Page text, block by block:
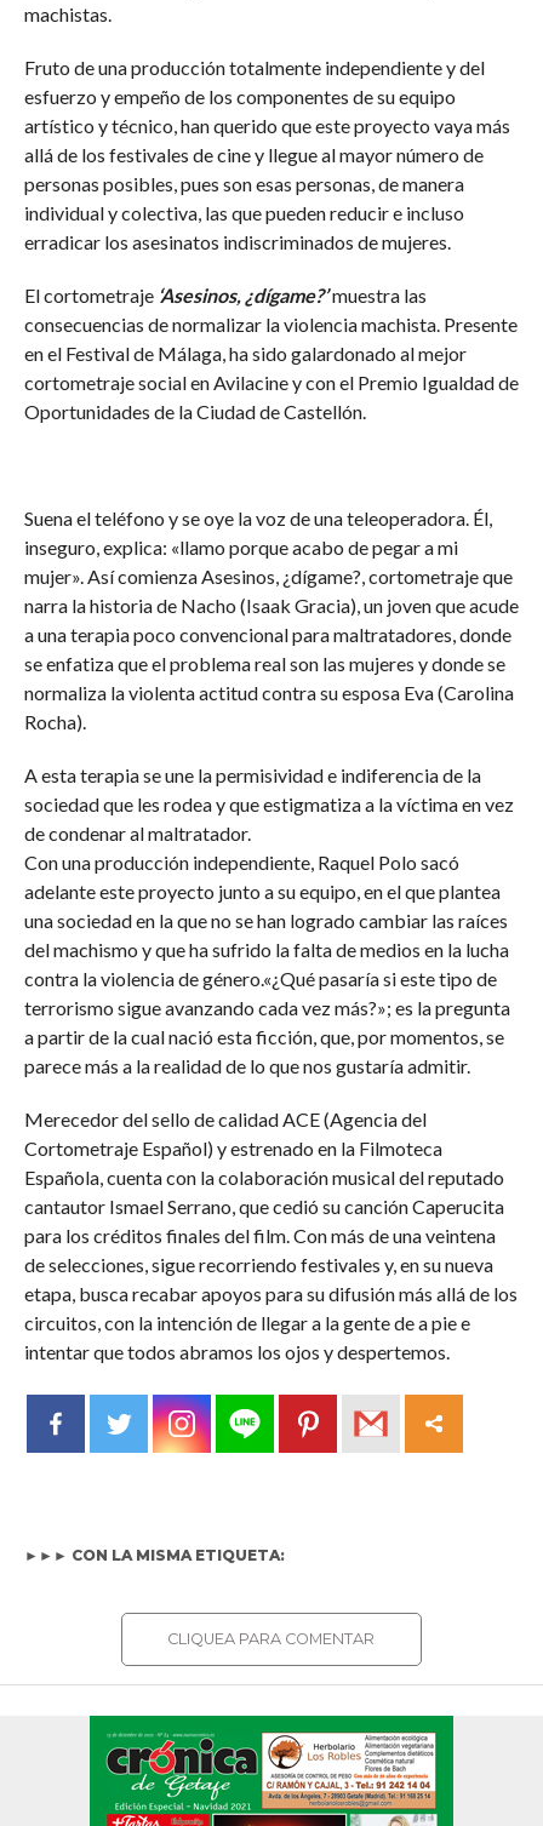
machistas.
Fruto de una producción totalmente independiente y del
esfuerzo y empeño de los componentes de su equipo
artístico y técnico, han querido que este proyecto vaya más
allá de los festivales de cine y llegue al mayor número de
personas posibles, pues son esas personas, de manera
individual y colectiva, las que pueden reducir e incluso
erradicar los asesinatos indiscriminados de mujeres.
El cortometraje ‘Asesinos, ¿dígame?’muestra las
consecuencias de normalizar la violencia machista. Presente
en el Festival de Málaga, ha sido galardonado al mejor
cortometraje social en Avilacine y con el Premio Igualdad de
Oportunidades de la Ciudad de Castellón.
Suena el teléfono y se oye la voz de una teleoperadora. Él,
inseguro, explica: «llamo porque acabo de pegar a mi
mujer». Así comienza Asesinos, ¿dígame?, cortometraje que
narra la historia de Nacho (Isaak Gracia), un joven que acude
a una terapia poco convencional para maltratadores, donde
se enfatiza que el problema real son las mujeres y donde se
normaliza la violenta actitud contra su esposa Eva (Carolina
Rocha).
A esta terapia se une la permisividad e indiferencia de la
sociedad que les rodea y que estigmatiza a la víctima en vez
de condenar al maltratador.
Con una producción independiente, Raquel Polo sacó
adelante este proyecto junto a su equipo, en el que plantea
una sociedad en la que no se han logrado cambiar las raíces
del machismo y que ha sufrido la falta de medios en la lucha
contra la violencia de género.«¿Qué pasaría si este tipo de
terrorismo sigue avanzando cada vez más?»; es la pregunta
a partir de la cual nació esta ficción, que, por momentos, se
parece más a la realidad de lo que nos gustaría admitir.
Merecedor del sello de calidad ACE (Agencia del
Cortometraje Español) y estrenado en la Filmoteca
Española, cuenta con la colaboración musical del reputado
cantautor Ismael Serrano, que cedió su canción Caperucita
para los créditos finales del film. Con más de una veintena
de selecciones, sigue recorriendo festivales y, en su nueva
etapa, busca recabar apoyos para su difusión más allá de los
circuitos, con la intención de llegar a la gente de a pie e
intentar que todos abramos los ojos y despertemos.
►►► CON LA MISMA ETIQUETA:
CLIQUEA PARA COMENTAR